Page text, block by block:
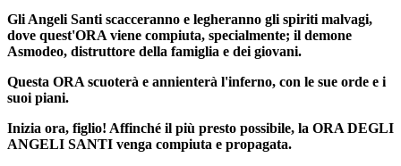
Gli Angeli Santi scacceranno e legheranno gli spiriti malvagi,
dove quest'ORA viene compiuta, specialmente; il demone
Asmodeo, distruttore della famiglia e dei giovani.
Questa ORA scuoterà e annienterà l'inferno, con le sue orde e i
suoi piani.
Inizia ora, figlio! Affinché il più presto possibile, la ORA DEGLI
ANGELI SANTI venga compiuta e propagata.